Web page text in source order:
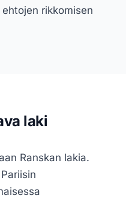
rikkomisen
laki
Ranskan lakia.